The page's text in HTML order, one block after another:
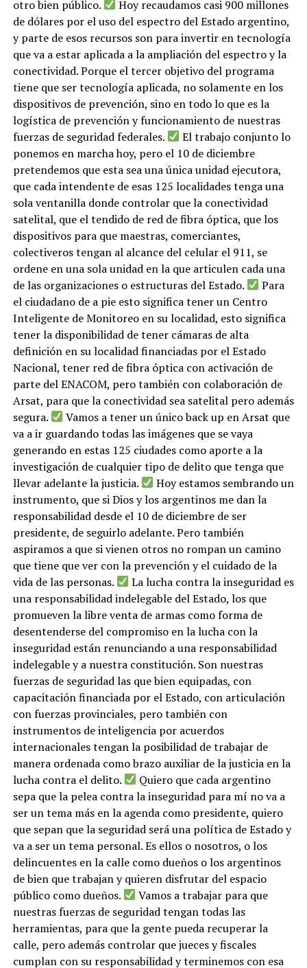
otro bien público.
Hoy recaudamos casi 900 millones
de dólares por el uso del espectro del Estado argentino,
y parte de esos recursos son para invertir en tecnología
que va a estar aplicada a la ampliación del espectro y la
conectividad. Porque el tercer objetivo del programa
tiene que ser tecnología aplicada, no solamente en los
dispositivos de prevención, sino en todo lo que es la
logística de prevención y funcionamiento de nuestras
fuerzas de seguridad federales.
El trabajo conjunto lo
ponemos en marcha hoy, pero el 10 de diciembre
pretendemos que esta sea una única unidad ejecutora,
que cada intendente de esas 125 localidades tenga una
sola ventanilla donde controlar que la conectividad
satelital, que el tendido de red de fibra óptica, que los
dispositivos para que maestras, comerciantes,
colectiveros tengan al alcance del celular el 911, se
ordene en una sola unidad en la que articulen cada una
de las organizaciones o estructuras del Estado.
Para
el ciudadano de a pie esto significa tener un Centro
Inteligente de Monitoreo en su localidad, esto significa
tener la disponibilidad de tener cámaras de alta
definición en su localidad financiadas por el Estado
Nacional, tener red de fibra óptica con activación de
parte del ENACOM, pero también con colaboración de
Arsat, para que la conectividad sea satelital pero además
segura.
Vamos a tener un único back up en Arsat que
va a ir guardando todas las imágenes que se vaya
generando en estas 125 ciudades como aporte a la
investigación de cualquier tipo de delito que tenga que
llevar adelante la justicia.
Hoy estamos sembrando un
instrumento, que si Dios y los argentinos me dan la
responsabilidad desde el 10 de diciembre de ser
presidente, de seguirlo adelante. Pero también
aspiramos a que si vienen otros no rompan un camino
que tiene que ver con la prevención y el cuidado de la
vida de las personas.
La lucha contra la inseguridad es
una responsabilidad indelegable del Estado, los que
promueven la libre venta de armas como forma de
desentenderse del compromiso en la lucha con la
inseguridad están renunciando a una responsabilidad
indelegable y a nuestra constitución. Son nuestras
fuerzas de seguridad las que bien equipadas, con
capacitación financiada por el Estado, con articulación
con fuerzas provinciales, pero también con
instrumentos de inteligencia por acuerdos
internacionales tengan la posibilidad de trabajar de
manera ordenada como brazo auxiliar de la justicia en la
lucha contra el delito.
Quiero que cada argentino
sepa que la pelea contra la inseguridad para mí no va a
ser un tema más en la agenda como presidente, quiero
que sepan que la seguridad será una política de Estado y
va a ser un tema personal. Es ellos o nosotros, o los
delincuentes en la calle como dueños o los argentinos
de bien que trabajan y quieren disfrutar del espacio
público como dueños.
Vamos a trabajar para que
nuestras fuerzas de seguridad tengan todas las
herramientas, para que la gente pueda recuperar la
calle, pero además controlar que jueces y fiscales
cumplan con su responsabilidad y terminemos con esa